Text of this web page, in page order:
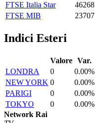
FTSE Italia Star
46268
FTSE MIB
23707
Indici Esteri
Valore Var.
LONDRA
0
0.00%
NEW YORK 0
0.00%
PARIGI
0
0.00%
TOKYO
0
0.00%
Network Rai